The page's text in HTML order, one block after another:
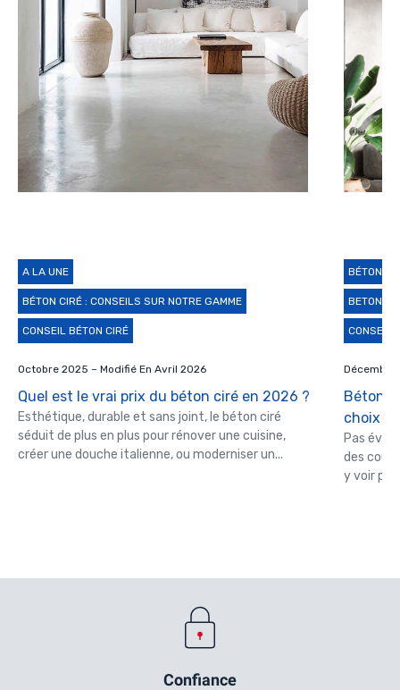
A LA UNE
BÉTON CIRÉ : CONSEILS SUR NOTRE GAMME
CONSEIL BÉTON CIRÉ
Octobre 2025 – Modifié En Avril 2026
Quel est le vrai prix du béton ciré en 2026 ?
Esthétique, durable et sans joint, le béton ciré
séduit de plus en plus pour rénover une cuisine,
créer une douche italienne, ou moderniser un...
BÉTON
BETON
CONSEIL
Décembre
Béton
choix ?
Pas
des
y voir
Confiance